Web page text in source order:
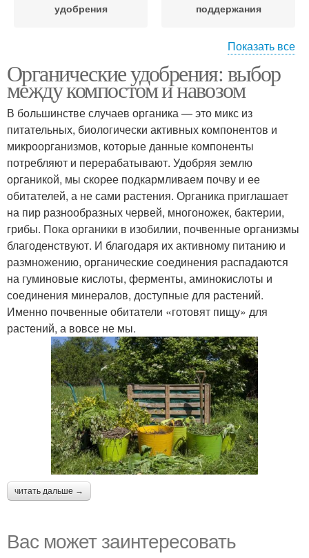
удобрения
поддержания
удобрение
Удобрения для роста
Показать все
Органические удобрения: выбор
между компостом и навозом
В большинстве случаев органика — это микс из
питательных, биологически активных компонентов и
микроорганизмов, которые данные компоненты
потребляют и перерабатывают. Удобряя землю
органикой, мы скорее подкармливаем почву и ее
обитателей, а не сами растения. Органика приглашает
на пир разнообразных червей, многоножек, бактерии,
грибы. Пока органики в изобилии, почвенные организмы
благоденствуют. И благодаря их активному питанию и
размножению, органические соединения распадаются
на гуминовые кислоты, ферменты, аминокислоты и
соединения минералов, доступные для растений.
Именно почвенные обитатели «готовят пищу» для
растений, а вовсе не мы.
читать дальше →
Вас может заинтересовать